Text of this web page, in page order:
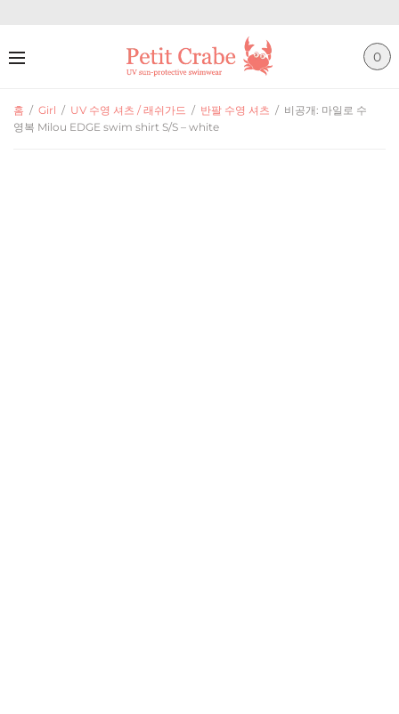
0
홈 / Girl / UV 수영 셔츠 / 래쉬가드 / 반팔 수영 셔츠 / 비공개: 마일로 수
영복 Milou EDGE swim shirt S/S – white